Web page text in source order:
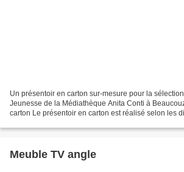
Un présentoir en carton sur-mesure pour la
Jeunesse de la Médiathèque Anita Conti à
carton Le présentoir en carton est réalisé selon les
Meuble TV angle